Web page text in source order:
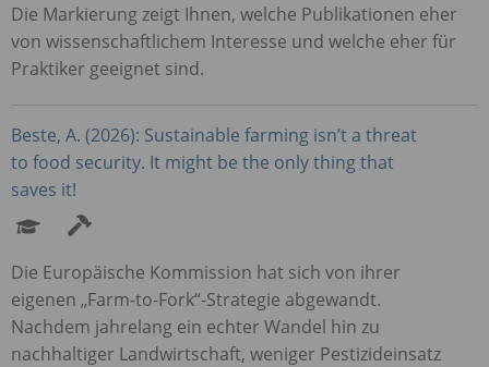
Die Markierung zeigt Ihnen, welche Publikationen eher
von wissenschaftlichem Interesse und welche eher für
Praktiker geeignet sind.
Beste, A. (2026): Sustainable farming isn’t a threat
to food security. It might be the only thing that
saves it!
Die Europäische Kommission hat sich von ihrer
eigenen „Farm-to-Fork“-Strategie abgewandt.
Nachdem jahrelang ein echter Wandel hin zu
nachhaltiger Landwirtschaft, weniger Pestizideinsatz